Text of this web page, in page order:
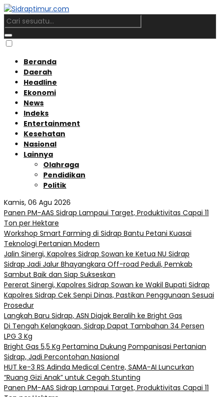
Beranda
Daerah
Headline
Ekonomi
News
Indeks
Entertainment
Kesehatan
Nasional
Lainnya
Olahraga
Pendidikan
Politik
Kamis, 06 Agu 2026
Panen PM-AAS Sidrap Lampaui Target, Produktivitas Capai 11
Ton per Hektare
Workshop Smart Farming di Sidrap Bantu Petani Kuasai
Teknologi Pertanian Modern
Jalin Sinergi, Kapolres Sidrap Sowan ke Ketua NU Sidrap
Sidrap Jadi Jalur Bhayangkara Off-road Peduli, Pemkab
Sambut Baik dan Siap Sukseskan
Pererat Sinergi, Kapolres Sidrap Sowan ke Wakil Bupati Sidrap
Kapolres Sidrap Cek Senpi Dinas, Pastikan Penggunaan Sesuai
Prosedur
Langkah Baru Sidrap, ASN Diajak Beralih ke Bright Gas
Di Tengah Kelangkaan, Sidrap Dapat Tambahan 34 Persen
LPG 3 Kg
Bright Gas 5,5 Kg Pertamina Dukung Pompanisasi Pertanian
Sidrap, Jadi Percontohan Nasional
HUT ke-3 RS Adinda Medical Centre, SAMA-AI Luncurkan
“Ruang Gizi Anak” untuk Cegah Stunting
Panen PM-AAS Sidrap Lampaui Target, Produktivitas Capai 11